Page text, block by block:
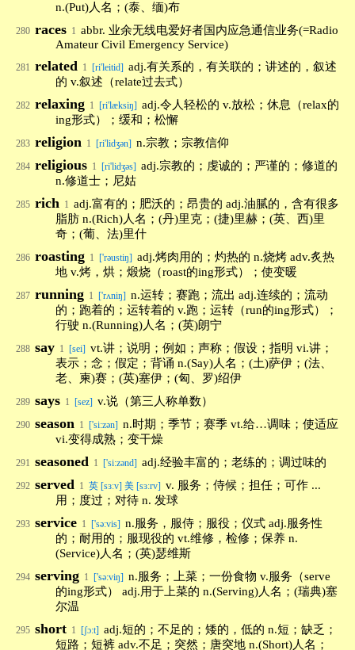
n.(Put)人名；(泰、缅)布
280 races 1 abbr. 业余无线电爱好者国内应急通信业务(=Radio
Amateur Civil Emergency Service)
281 related 1 [ri'leitid] adj.有关系的，有关联的；讲述的，叙述
的 v.叙述（relate过去式）
282 relaxing 1 [ri'læksiŋ] adj.令人轻松的 v.放松；休息（relax的
ing形式）；缓和；松懈
283 religion 1 [ri'lidʒən] n.宗教；宗教信仰
284 religious 1 [ri'lidʒəs] adj.宗教的；虔诚的；严谨的；修道的
n.修道士；尼姑
285 rich 1 adj.富有的；肥沃的；昂贵的 adj.油腻的，含有很多
脂肪 n.(Rich)人名；(丹)里克；(捷)里赫；(英、西)里
奇；(葡、法)里什
286 roasting 1 ['rəustiŋ] adj.烤肉用的；灼热的 n.烧烤 adv.炙热
地 v.烤，烘；煅烧（roast的ing形式）；使变暖
287 running 1 ['rʌniŋ] n.运转；赛跑；流出 adj.连续的；流动
的；跑着的；运转着的 v.跑；运转（run的ing形式）；
行驶 n.(Running)人名；(英)朗宁
288 say 1 [sei] vt.讲；说明；例如；声称；假设；指明 vi.讲；
表示；念；假定；背诵 n.(Say)人名；(土)萨伊；(法、
老、柬)赛；(英)塞伊；(匈、罗)绍伊
289 says 1 [sez] v.说（第三人称单数）
290 season 1 ['si:zən] n.时期；季节；赛季 vt.给…调味；使适应
vi.变得成熟；变干燥
291 seasoned 1 ['si:zənd] adj.经验丰富的；老练的；调过味的
292 served 1 英 [sɜːv] 美 [sɜːrv] v. 服务；侍候；担任；可作 ...
用；度过；对待 n. 发球
293 service 1 ['sə:vis] n.服务，服侍；服役；仪式 adj.服务性
的；耐用的；服现役的 vt.维修，检修；保养 n.
(Service)人名；(英)瑟维斯
294 serving 1 ['sə:viŋ] n.服务；上菜；一份食物 v.服务（serve
的ing形式） adj.用于上菜的 n.(Serving)人名；(瑞典)塞
尔温
295 short 1 [ʃɔ:t] adj.短的；不足的；矮的，低的 n.短；缺乏；
短路；短裤 adv.不足；突然；唐突地 n.(Short)人名；